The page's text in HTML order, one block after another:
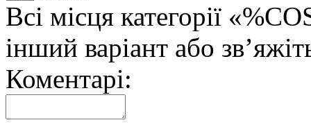
Всі місця категорії
інший варіант або
Коментарі: